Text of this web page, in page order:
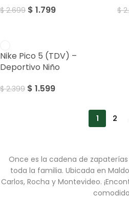
$2.699 $ 1.799 $
Nike Pico 5 (TDV) –
Deportivo Niño
$2.399 $ 1.599
1 2
Once es la cadena de
toda la familia. Ubicada en
Carlos, Rocha y Montevideo.